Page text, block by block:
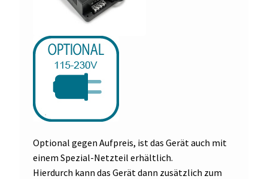
Optional gegen Aufpreis, ist das Gerät auch mit
einem Spezial-Netzteil erhältlich.
Hierdurch kann das Gerät dann zusätzlich zum